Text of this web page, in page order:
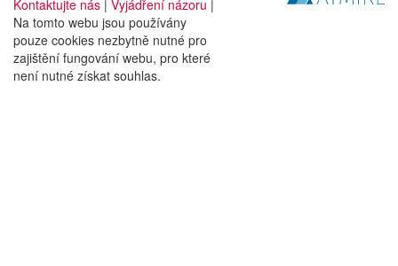
Kontaktujte nás | Vyjádření názoru |
Na tomto webu jsou používány
pouze cookies nezbytně nutné pro
zajištění fungování webu, pro které
není nutné získat souhlas.